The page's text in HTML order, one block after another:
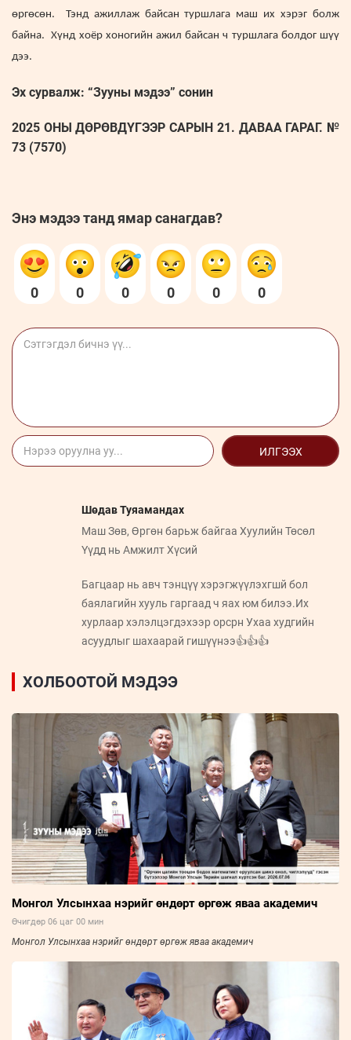
өргөсөн. Тэнд ажиллаж байсан туршлага маш их хэрэг болж
байна. Хүнд хоёр хоногийн ажил байсан ч туршлага болдог шүү
дээ.
Эх сурвалж: “Зууны мэдээ” сонин
2025 ОНЫ ДӨРӨВДҮГЭЭР САРЫН 21. ДАВАА ГАРАГ. №
73 (7570)
Энэ мэдээ танд ямар санагдав?
0 0 0 0 0 0
ИЛГЭЭХ
Шөдав Туяамандах
Маш Зөв, Өргөн барьж байгаа Хуулийн Төсөл
Үүдд нь Амжилт Хүсий
Багцаар нь авч тэнцүү хэрэгжүүлэхгшй бол
баялагийн хууль гаргаад ч яах юм билээ.Их
хурлаар хэлэлцэгдэхээр орсрн Ухаа худгийн
асуудлыг шахаарай гишүүнээ👍👍👍
ХОЛБООТОЙ МЭДЭЭ
Монгол Улсынхаа нэрийг өндөрт өргөж яваа академич
Өчигдөр 06 цаг 00 мин
Монгол Улсынхаа нэрийг өндөрт өргөж яваа академич